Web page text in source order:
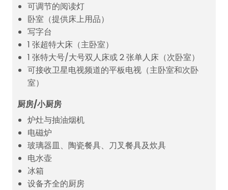
可调节的阅读灯
卧室（提供床上用品）
写字台
1 张超特大床（主卧室）
1 张特大号/大号双人床或 2 张单人床（次卧室）
可接收卫星电视频道的平板电视（主卧室和次卧
室）
厨房/小厨房
炉灶与抽油烟机
电磁炉
玻璃器皿、陶瓷餐具、刀叉餐具及炊具
电水壶
冰箱
设备齐全的厨房